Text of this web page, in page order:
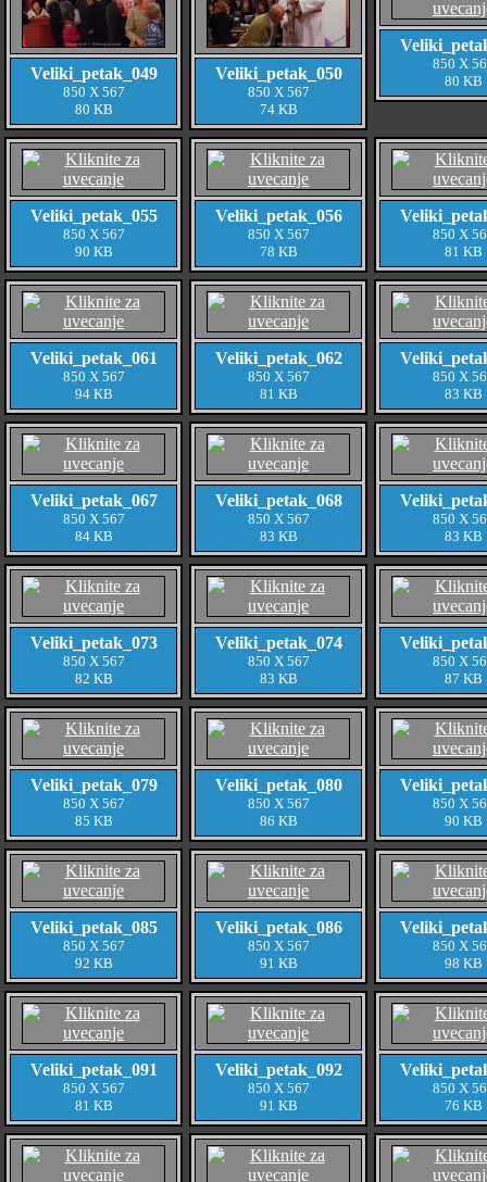
Veliki_petak_049
850 X 567
80 KB
Veliki_petak_050
850 X 567
74 KB
850 X
80 KB
Veliki_petak_055
850 X 567
90 KB
Veliki_petak_056
850 X 567
78 KB
850 X
81 KB
Veliki_petak_061
850 X 567
94 KB
Veliki_petak_062
850 X 567
81 KB
850 X
83 KB
Veliki_petak_067
850 X 567
84 KB
Veliki_petak_068
850 X 567
83 KB
850 X
83 KB
Veliki_petak_073
850 X 567
82 KB
Veliki_petak_074
850 X 567
83 KB
850 X
87 KB
Veliki_petak_079
850 X 567
85 KB
Veliki_petak_080
850 X 567
86 KB
850 X
90 KB
Veliki_petak_085
850 X 567
92 KB
Veliki_petak_086
850 X 567
91 KB
850 X
98 KB
Veliki_petak_091
850 X 567
81 KB
Veliki_petak_092
850 X 567
91 KB
850 X
76 KB